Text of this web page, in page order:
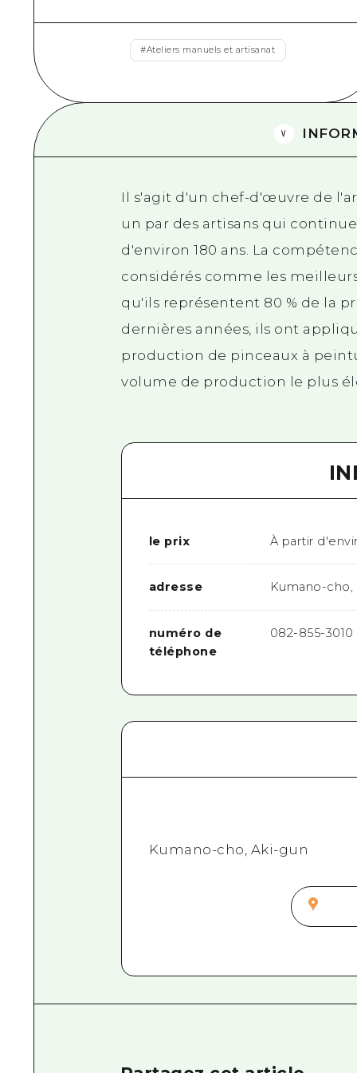
#Ateliers manuels et artisanat
Il s'agit d'un chef-d'œuvre de
un par des artisans qui
d'environ 180 ans. La
considérés comme les
qu'ils représentent 80 % de la
dernières années, ils ont
production de pinceaux à
volume de production le plus
le prix À partir
adresse Kumano-cho,
numéro de
téléphone
082-855-3010
Kumano-cho, Aki-gun